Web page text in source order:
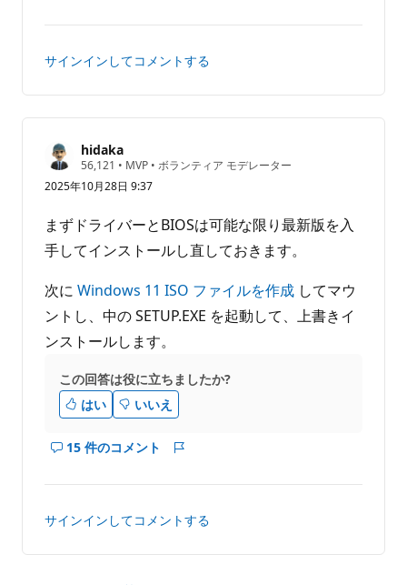
答
の
コ
ト
を
表
す
る
ト
サインインしてコメントする
hidaka
56,121 評
価
の
イ
ン
ト
• MVP • ボランティア モデレーター
2025年10月28日 9:37
まずドライバーとBIOSは可能な限り最新版を入
手してインストールし直しておきます。
次に Windows 11 ISO ファイルを作成 してマウ
ントし、中の SETUP.EXE を起動して、上書きイ
ンストールします。
この回答は役に立ちましたか?
はい
いいえ
15 件のコメント
こ
答
の
コ
ト
サインインしてコメントする